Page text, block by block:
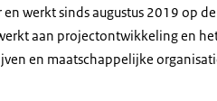
werkt sinds augustus 2019 op
aan projectontwikkeling en
en maatschappelijke